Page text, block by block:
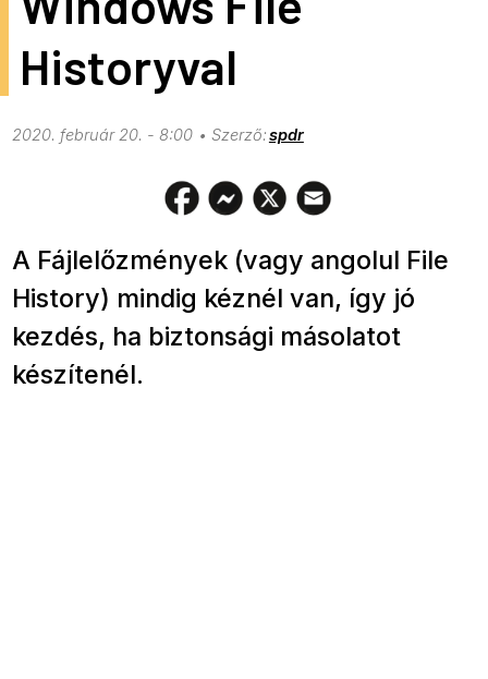
Historyval
2020. február 20. - 8:00 spdr
A Fájlelőzmények (vagy angolul File
History) mindig kéznél van, így jó
kezdés, ha biztonsági másolatot
készítenél.